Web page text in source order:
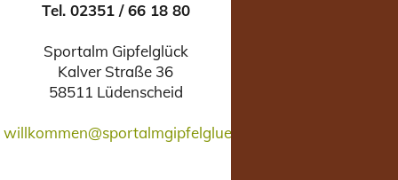
Tel. 02351 / 66 18 80
Sportalm Gipfelglück
Kalver Straße 36
58511 Lüdenscheid
willkommen@sportalmgipfelglueck.de